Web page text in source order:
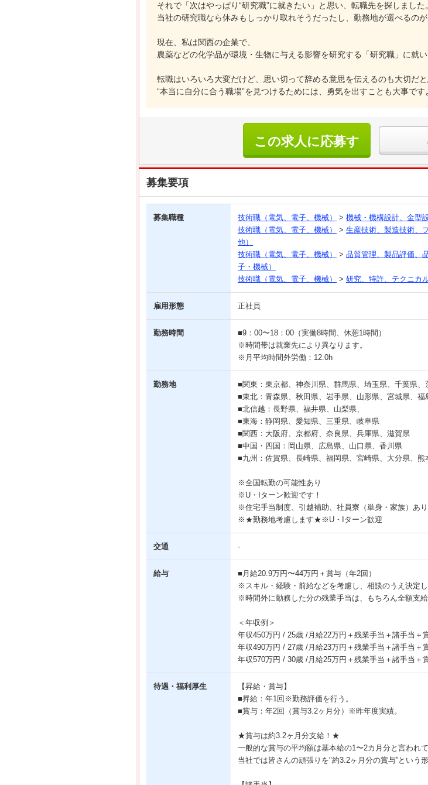
それで「次はやっぱり“研究職”に就きたい」と思い、転職先を探しました。
当社の研究職なら休みもしっかり取れそうだったし、勤務地が選べるのが
現在、私は関西の企業で、
農薬などの化学品が環境・生物に与える影響を研究する「研究職」に就い
転職はいろいろ大変だけど、思い切って辞める意思を伝えるのも大切だと
“本当に自分に合う職場”を見つけるためには、勇気を出すことも大事です
この求人に応募す
る
募集要項
募集職種 技術職（電気、電子、機械） > 機械・機構設計、金型
技術職（電気、電子、機械）
> 生産技術、製造技術、
他）
技術職（電気、電子、機械）
> 品質管理、製品評価、
子・機械）
技術職（電気、電子、機械）
> 研究、特許、テクニカ
雇用形態 正社員
勤務時間
■9：00〜18：00（実働8時間、休憩1時間）
※時間帯は就業先により異なります。
※月平均時間外労働：12.0h
勤務地
■関東：東京都、神奈川県、群馬県、埼玉県、千葉県、
■東北：青森県、秋田県、岩手県、山形県、宮城県、福
■北信越：長野県、福井県、山梨県、
■東海：静岡県、愛知県、三重県、岐阜県
■関西：大阪府、京都府、奈良県、兵庫県、滋賀県
■中国・四国：岡山県、広島県、山口県、香川県
■九州：佐賀県、長崎県、福岡県、宮崎県、大分県、熊
※全国転勤の可能性あり
※U・Iターン歓迎です！
※住宅手当制度、引越補助、社員寮（単身・家族）あり
※★勤務地考慮します★※U・Iターン歓迎
交通 -
給与
■月給20.9万円〜44万円＋賞与（年2回）
※スキル・経験・前給などを考慮し、相談のうえ決定し
※時間外に勤務した分の残業手当は、もちろん全額支給
＜年収例＞
年収450万円 / 25歳 /月給22万円＋残業手当＋諸手当＋
年収490万円 / 27歳 /月給23万円＋残業手当＋諸手当＋
年収570万円 / 30歳 /月給25万円＋残業手当＋諸手当＋
待遇・福利厚生
【昇給・賞与】
■昇給：年1回※勤務評価を行う。
■賞与：年2回（賞与3.2ヶ月分）※昨年度実績。
★賞与は約3.2ヶ月分支給！★
一般的な賞与の平均額は基本給の1〜2カ月分と言われて
当社では皆さんの頑張りを"約3.2ヶ月分の賞与”という